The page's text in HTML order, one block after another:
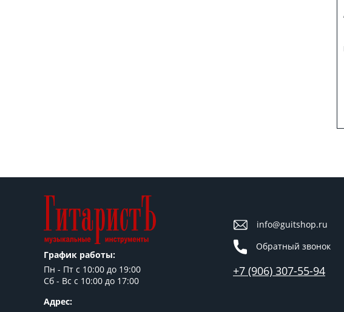
График работы:
Пн - Пт c 10:00 до 19:00
Сб - Вс с 10:00 до 17:00
Адрес:
info@guitshop.ru
Обратный звонок
+7 (906) 307-55-94